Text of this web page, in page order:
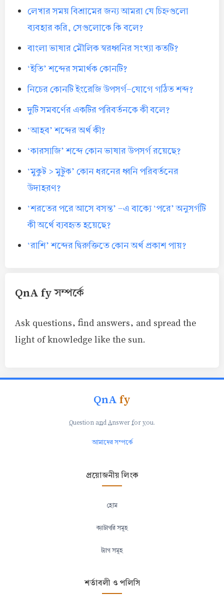
লেখার সময় বিশ্রামের জন্য আমরা যে চিহ্নগুলো
ব্যবহার করি, সেগুলোকে কি বলে?
বাংলা ভাষার মৌলিক স্বরধ্বনির সংখ্যা কতটি?
‘ইতি’ শব্দের সমার্থক কোনটি?
নিচের কোনটি ইংরেজি উপসর্গ-যোগে গঠিত শব্দ?
দুটি সমবর্ণের একটির পরিবর্তনকে কী বলে?
‘আহব’ শব্দের অর্থ কী?
‘কারসাজি’ শব্দে কোন ভাষার উপসর্গ রয়েছে?
‘মুকুট > মুটুক’ কোন ধরনের ধ্বনি পরিবর্তনের
উদাহরণ?
‘শরতের পরে আসে বসন্ত’ -এ বাক্যে ‘পরে’ অনুসর্গটি
কী অর্থে ব্যবহৃত হয়েছে?
‘রাশি’ শব্দের দ্বিরুক্তিতে কোন অর্থ প্রকাশ পায়?
QnA fy সম্পর্কে
Ask questions, find answers, and spread the
light of knowledge like the sun.
QnAfy
Question andAnswer foryou.
আমাদের সম্পর্কে
প্রয়োজনীয় লিংক
হোম
ক্যাটাগরি সমূহ
ট্যাগ সমূহ
শর্তাবলী ও পলিসি